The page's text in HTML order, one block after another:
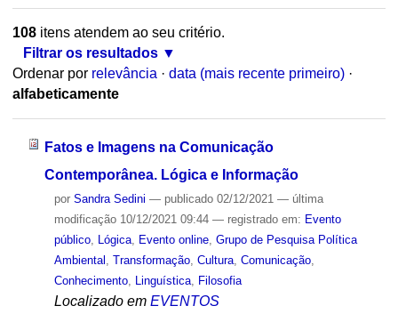
108itens atendem ao seu critério.
Filtrar os resultados
Ordenar por relevância · data (mais recente primeiro) ·
alfabeticamente
Fatos e Imagens na Comunicação
Contemporânea. Lógica e Informação
por Sandra Sedini — publicado02/12/2021 — última
modificação10/12/2021 09:44 — registrado em: Evento
público, Lógica, Evento online, Grupo de Pesquisa Política
Ambiental
Transformação, Cultura, Comunicação,
Conhecimento, Linguística, Filosofia
Localizado em EVENTOS